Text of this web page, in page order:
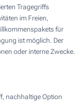
Tragegriffs
im Freien,
für
ist möglich. Der
oder interne Zwecke.
nachhaltige Option